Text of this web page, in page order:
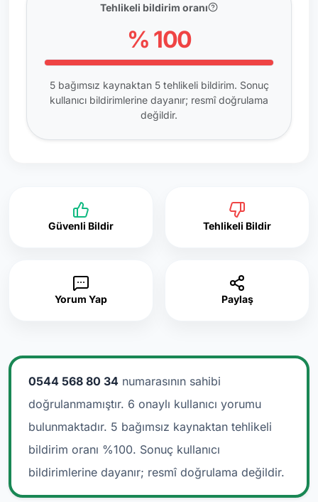
Tehlikeli bildirim oranı
% 100
5 bağımsız kaynaktan 5 tehlikeli bildirim. Sonuç
kullanıcı bildirimlerine dayanır; resmî doğrulama
değildir.
Güvenli Bildir Tehlikeli Bildir
Yorum Yap Paylaş
0544 568 80 34 numarasının sahibi
doğrulanmamıştır. 6 onaylı kullanıcı yorumu
bulunmaktadır. 5 bağımsız kaynaktan tehlikeli
bildirim oranı %100. Sonuç kullanıcı
bildirimlerine dayanır; resmî doğrulama değildir.